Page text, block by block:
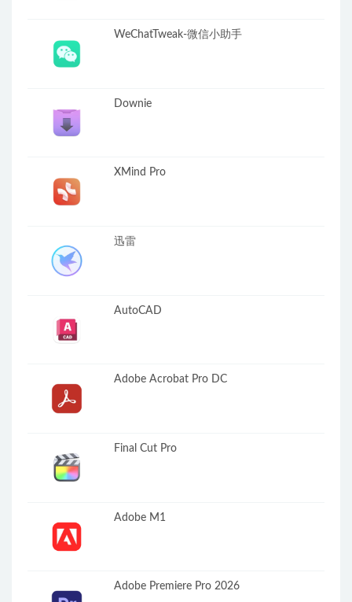
WeChatTweak-微信小助手
Downie
XMind Pro
迅雷
AutoCAD
Adobe Acrobat Pro DC
Final Cut Pro
Adobe M1
Adobe Premiere Pro 2026